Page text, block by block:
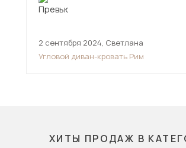
2 сентября 2024, Светлана
Угловой диван-кровать Рим
ХИТЫ ПРОДАЖ В